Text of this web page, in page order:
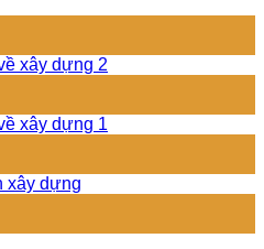
xây dựng 2
xây dựng 1
xây dựng